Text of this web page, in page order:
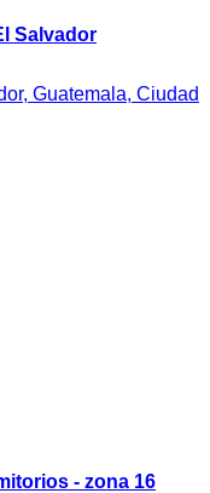
Salvador
Guatemala, Ciudad
- zona 16